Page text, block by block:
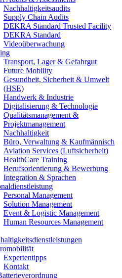
Nachhaltigkeitsaudits
Supply Chain Audits
DEKRA Standard Trusted Facility
DEKRA Standard
Videoüberwachung
Transport, Lager & Gefahrgut
Future Mobility
Gesundheit, Sicherheit & Umwelt
(HSE)
Handwerk & Industrie
Digitalisierung & Technologie
Qualitätsmanagement &
Projektmanagement
Nachhaltigkeit
Büro, Verwaltung & Kaufmännisch
Aviation Services (Luftsicherheit)
HealthCare Training
Berufsorientierung & Bewerbung
Integration & Sprachen
Personal Management
Solution Management
Event & Logistic Management
Human Resources Management
Expertentipps
Kontakt